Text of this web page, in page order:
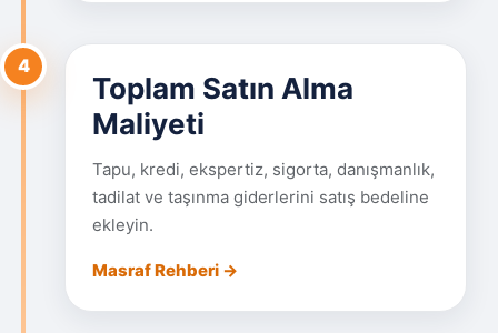
4
Toplam Satın Alma
Maliyeti
Tapu, kredi, ekspertiz, sigorta, danışmanlık,
tadilat ve taşınma giderlerini satış bedeline
ekleyin.
Masraf Rehberi →